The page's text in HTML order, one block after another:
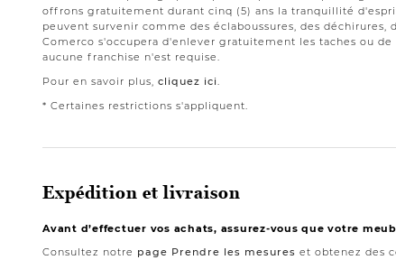
offrons gratuitement durant cinq (5) ans la tranquillité
peuvent survenir comme des éclaboussures, des déchirures,
Comerco s'occupera d'enlever gratuitement les taches ou
aucune franchise n'est requise.
Pour en savoir plus, cliquez ici.
* Certaines restrictions s'appliquent.
Expédition et livraison
Avant d’effectuer vos achats, assurez-vous que votre
Consultez notre page Prendre les mesures et obtenez des